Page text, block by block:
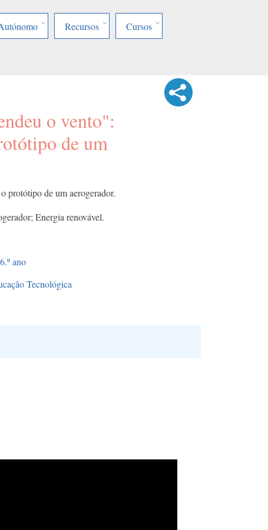
Recursos Cursos
o vento":
de um
protótipo de um aerogerador.
Energia renovável.
6.º ano
Tecnológica